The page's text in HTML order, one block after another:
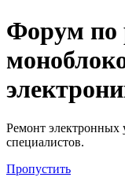
Регистрация
Форум по
Ремонт электронных
специалистов.
Пропустить